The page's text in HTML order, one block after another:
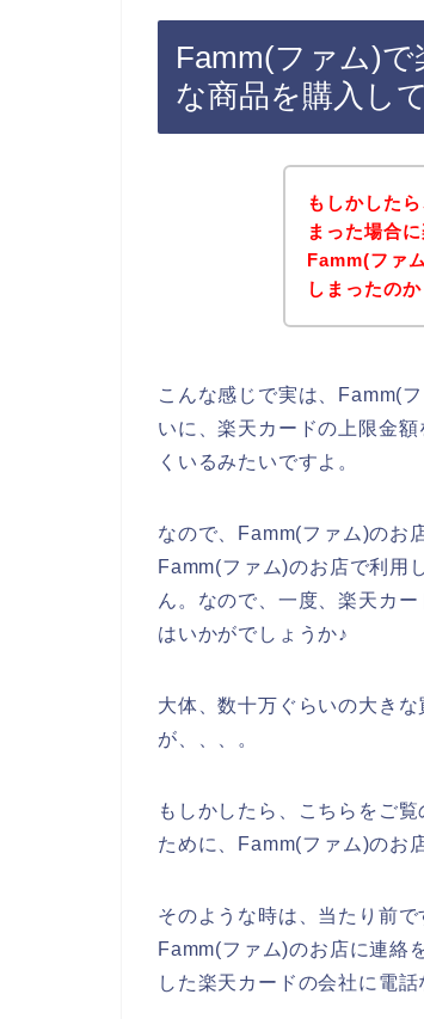
Famm(ファム)
な商品を購入し
もしかした
まった場合
Famm(ファ
しまったのか
こんな感じで実は、Famm(
いに、楽天カードの上限金
くいるみたいですよ。
なので、Famm(ファム)のお
Famm(ファム)のお店で利用
ん。なので、一度、楽天カ
はいかがでしょうか♪
大体、数十万ぐらいの大き
が、、、。
もしかしたら、こちらをご
ために、Famm(ファム)のお
そのような時は、当たり前
Famm(ファム)のお店に連絡
した楽天カードの会社に電